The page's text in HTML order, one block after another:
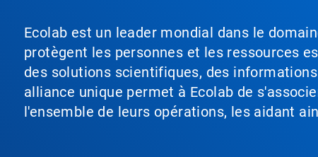
Ecolab est un leader mondial dans le
protègent les personnes et les ressources
des solutions scientifiques, des
alliance unique permet à Ecolab de
l'ensemble de leurs opérations, les aidant